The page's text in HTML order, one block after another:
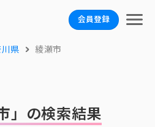
会員登録
県 綾瀬市
」の検索結果